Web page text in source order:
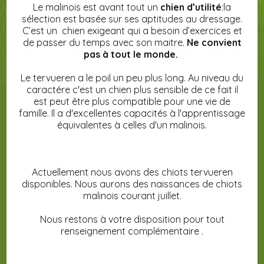
Le malinois est avant tout un chien d’utilité:la
sélection est basée sur ses aptitudes au dressage.
C’est un chien exigeant qui a besoin d’exercices et
de passer du temps avec son maitre. Ne convient
pas à tout le monde.
Le tervueren a le poil un peu plus long. Au niveau du
caractére c'est un chien plus sensible de ce fait il
est peut être plus compatible pour une vie de
famille. Il a d'excellentes capacités à l'apprentissage
équivalentes à celles d'un malinois.
Actuellement nous avons des chiots tervueren
disponibles. Nous aurons des naissances de chiots
malinois courant juillet.
Nous restons à votre disposition pour tout
renseignement complémentaire .